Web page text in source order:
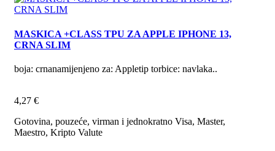
MASKICA +CLASS TPU ZA APPLE IPHONE 13,
CRNA SLIM
boja: crnanamijenjeno za: Appletip torbice: navlaka..
4,27 €
Gotovina, pouzeće, virman i jednokratno Visa, Master,
Maestro, Kripto Valute